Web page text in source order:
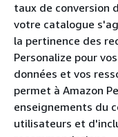
taux de conversion
votre catalogue
la pertinence des
Personalize pour
données et vos
permet à Amazon
enseignements du
utilisateurs et